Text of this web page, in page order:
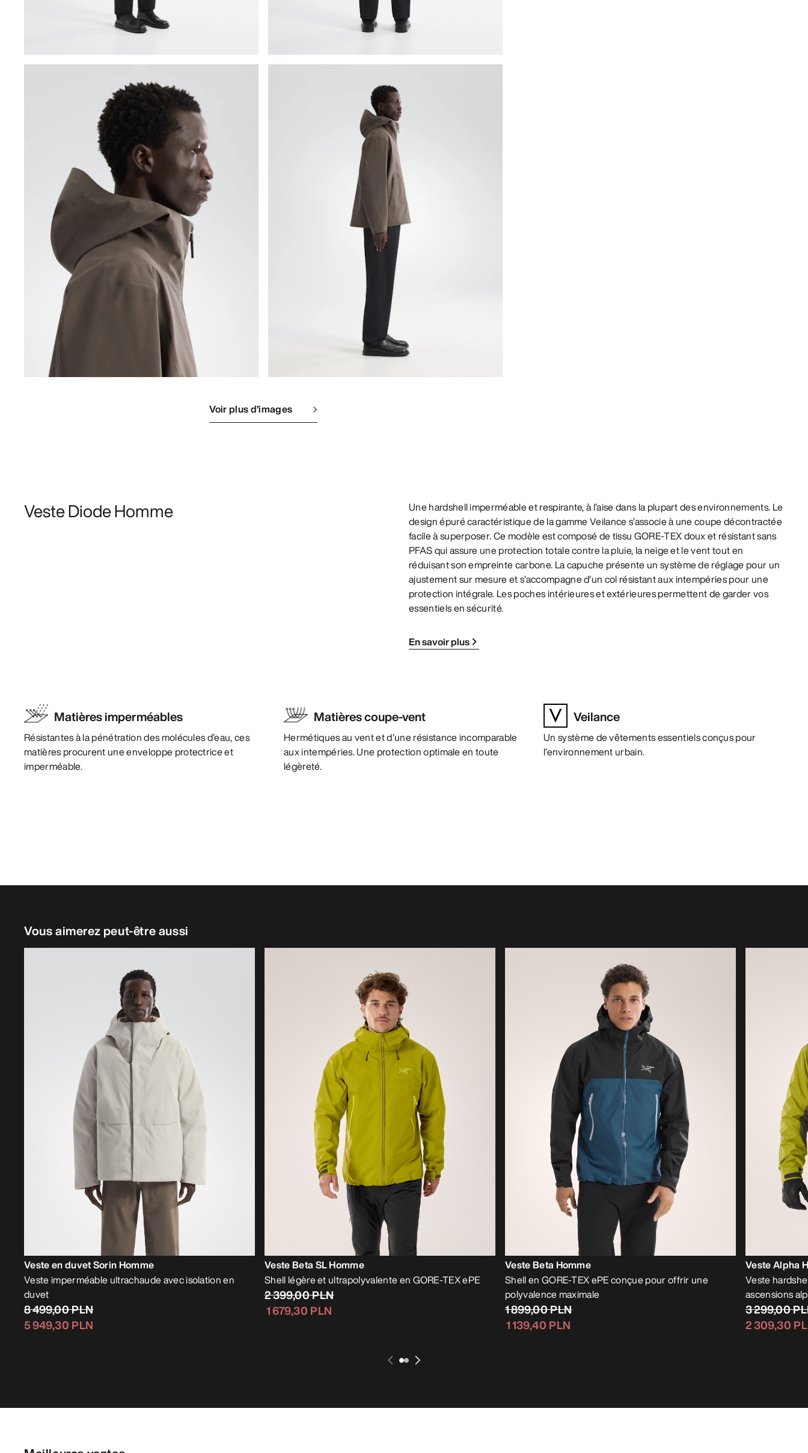
Voir plus d’images
Veste Diode Homme
Une hardshell imperméable et respirante, à l’aise dans la plupart des environnements. Le
design épuré caractéristique de la gamme Veilance s’associe à une coupe décontractée
facile à superposer. Ce modèle est composé de tissu GORE-TEX doux et résistant sans
PFAS qui assure une protection totale contre la pluie, la neige et le vent tout en
réduisant son empreinte carbone. La capuche présente un système de réglage pour un
ajustement sur mesure et s’accompagne d’un col résistant aux intempéries pour une
protection intégrale. Les poches intérieures et extérieures permettent de garder vos
essentiels en sécurité.
En savoir plus
Matières imperméables
Résistantes à la pénétration des molécules d’eau, ces
matières procurent une enveloppe protectrice et
imperméable.
Matières coupe-vent
Hermétiques au vent et d’une résistance incomparable
aux intempéries. Une protection optimale en toute
légèreté.
Veilance
Un système de vêtements essentiels conçus pour
l’environnement urbain.
Vous aimerez peut-être aussi
Veste en duvet Sorin Homme
Veste imperméable ultrachaude avec isolation en
duvet
8 499,00 PLN
5 949,30 PLN
Veste Beta SL Homme
Shell légère et ultrapolyvalente en GORE-TEX ePE
2 399,00 PLN
1 679,30 PLN
Veste Beta Homme
Shell en GORE-TEX ePE conçue pour offrir une
polyvalence maximale
1 899,00 PLN
1 139,40 PLN
Veste Alpha
Veste
ascensions
3 299,00
2 309,30